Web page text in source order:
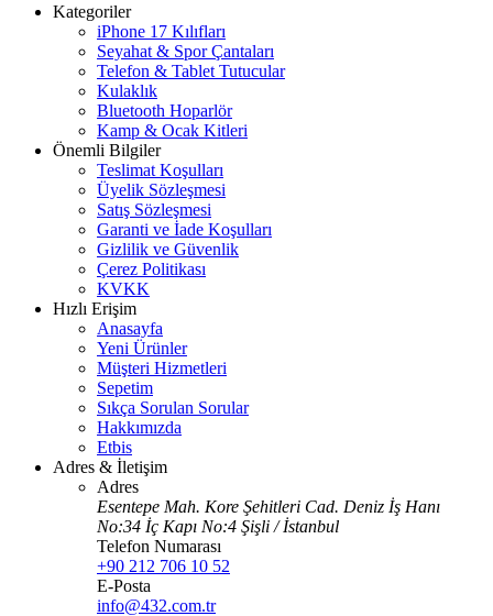
Kategoriler
iPhone 17 Kılıfları
Seyahat & Spor Çantaları
Telefon & Tablet Tutucular
Kulaklık
Bluetooth Hoparlör
Kamp & Ocak Kitleri
Önemli Bilgiler
Teslimat Koşulları
Üyelik Sözleşmesi
Satış Sözleşmesi
Garanti ve İade Koşulları
Gizlilik ve Güvenlik
Çerez Politikası
KVKK
Hızlı Erişim
Anasayfa
Yeni Ürünler
Müşteri Hizmetleri
Sepetim
Sıkça Sorulan Sorular
Hakkımızda
Etbis
Adres & İletişim
Adres
Esentepe Mah. Kore Şehitleri Cad. Deniz İş Hanı
No:34 İç Kapı No:4 Şişli / İstanbul
Telefon Numarası
+90 212 706 10 52
E-Posta
info@432.com.tr